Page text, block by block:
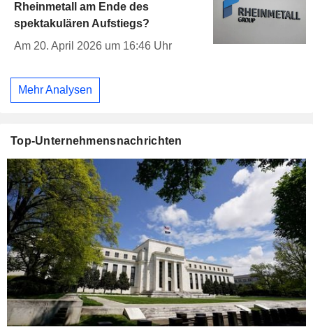
Rheinmetall am Ende des
spektakulären Aufstiegs?
Am 20. April 2026 um 16:46 Uhr
Mehr Analysen
Top-Unternehmensnachrichten